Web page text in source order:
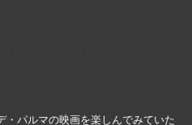
・パルマの映画を楽しんでみていた